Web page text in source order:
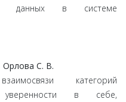
данных в системе
Орлова С. В.
категорий
уверенности в себе,